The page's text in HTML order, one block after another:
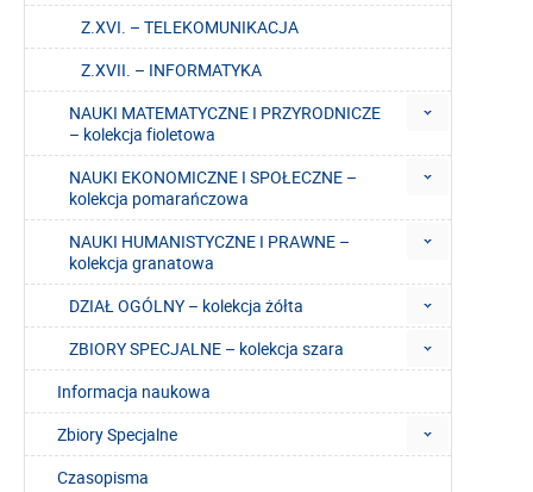
Z.XVI. – TELEKOMUNIKACJA
Z.XVII. – INFORMATYKA
NAUKI MATEMATYCZNE I PRZYRODNICZE
– kolekcja fioletowa
NAUKI EKONOMICZNE I SPOŁECZNE –
kolekcja pomarańczowa
NAUKI HUMANISTYCZNE I PRAWNE –
kolekcja granatowa
DZIAŁ OGÓLNY – kolekcja żółta
ZBIORY SPECJALNE – kolekcja szara
Informacja naukowa
Zbiory Specjalne
Czasopisma